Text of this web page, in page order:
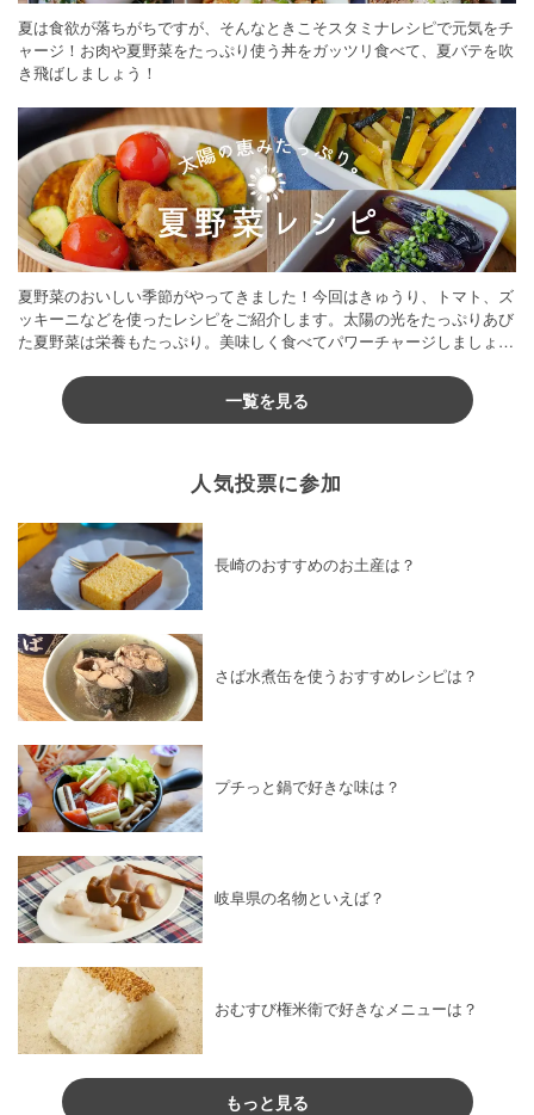
夏は食欲が落ちがちですが、そんなときこそスタミナレシピで元気をチ
ャージ！お肉や夏野菜をたっぷり使う丼をガッツリ食べて、夏バテを吹
き飛ばしましょう！
夏野菜のおいしい季節がやってきました！今回はきゅうり、トマト、ズ
ッキーニなどを使ったレシピをご紹介します。太陽の光をたっぷりあび
た夏野菜は栄養もたっぷり。美味しく食べてパワーチャージしましょう
一覧を見る
人気投票に参加
長崎のおすすめのお土産は？
さば水煮缶を使うおすすめレシピは？
プチっと鍋で好きな味は？
岐阜県の名物といえば？
おむすび権米衛で好きなメニューは？
もっと見る